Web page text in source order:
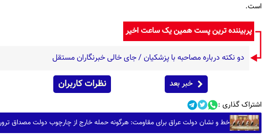
است.
پربیننده ترین پست همین یک ساعت اخیر
دو نکته درباره مصاحبه با پزشکیان / جای خالی خبرنگاران مستقل
خبر بعد نظرات کاربران
اشتراک گذاری :
خط و نشان دولت عراق برای مقاومت: هرگونه حمله خارج از چارچوب دولت مصداق